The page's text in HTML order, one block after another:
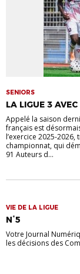
SENIORS
LA LIGUE 3
Appelé la saison
français est
l’exercice 2025-
championnat, qui
91 Auteurs d...
VIE DE LA LIGUE
N°5
Votre Journal
les décisions des